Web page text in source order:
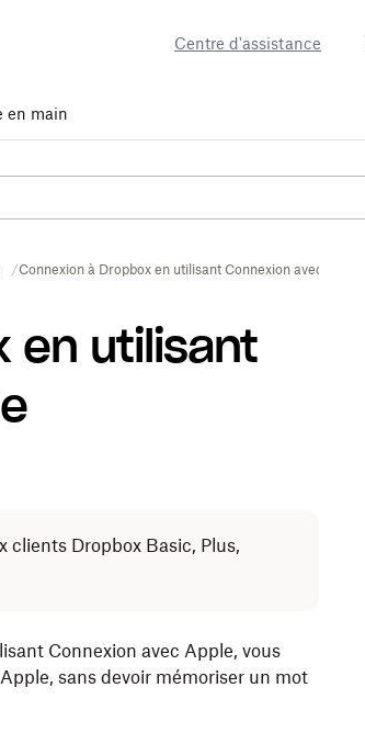
Centre d'assistance
en main
Connexion à Dropbox en utilisant Connexion avec Apple
en utilisant
Dropbox Basic, Plus,
Connexion avec Apple, vous
sans devoir mémoriser un mot